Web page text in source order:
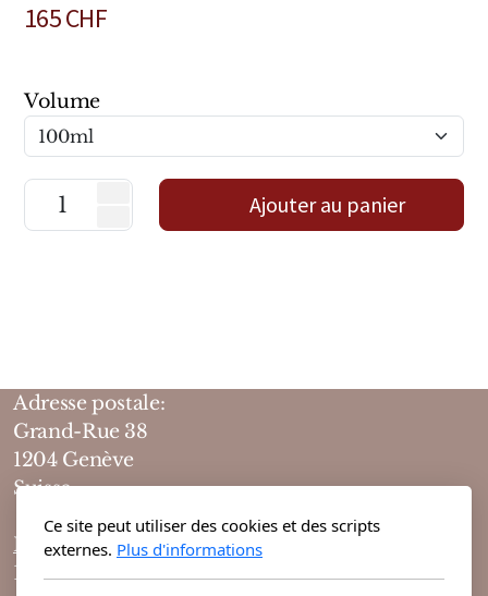
165CHF
Volume
Ajouter au panier
Adresse postale:
Grand-Rue 38
1204 Genève
Suisse
Horaires d'ouvertures :
10h-19h du lundi au vendredi
Ce site peut utiliser des cookies et des scripts
externes. Plus d'informations
Pernoire
Marques Néerlandaises
Pure Distance
Marques Anglaises
Altaia
Pour Elle